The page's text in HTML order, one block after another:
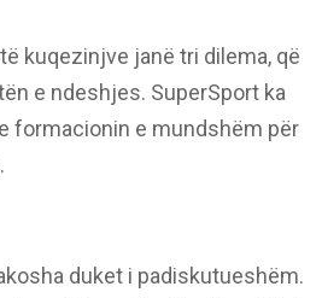
kuqezinjve janë tri dilema, që
e ndeshjes. SuperSport ka
formacionin e mundshëm për
duket i padiskutueshëm.